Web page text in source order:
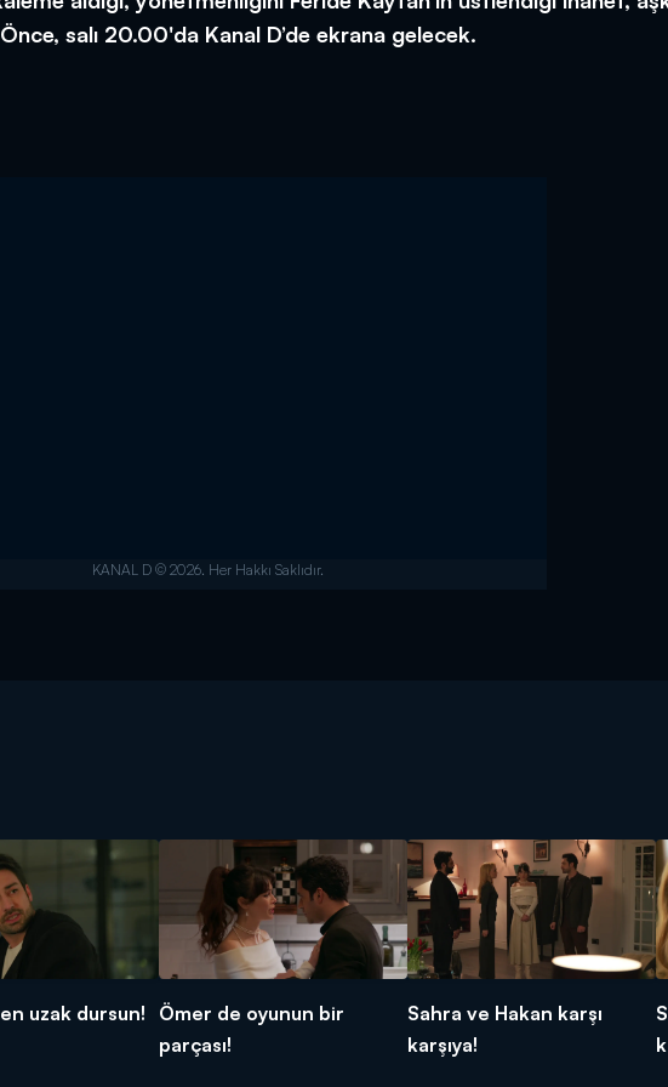
salı 20.00'da Kanal D’de ekrana gelecek.
uzak dursun!
Ömer de oyunun bir
parçası!
Sahra ve Hakan karşı
karşıya!